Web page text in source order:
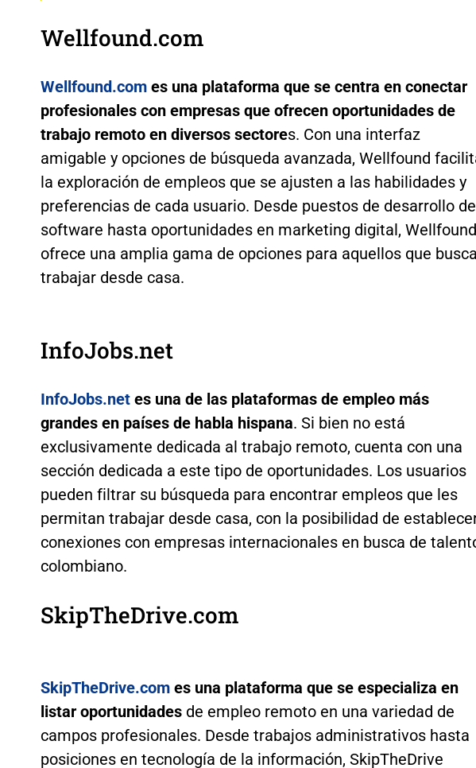
Wellfound.com
Wellfound.comes una plataforma que se centra en conectar
profesionales con empresas que ofrecen oportunidades de
trabajo remoto en diversos sectores. Con una interfaz
amigable y opciones de búsqueda avanzada, Wellfound
la exploración de empleos que se ajusten a las habilidades y
preferencias de cada usuario. Desde puestos de desarrollo de
software hasta oportunidades en marketing digital, Wellfound
ofrece una amplia gama de opciones para aquellos que
trabajar desde casa.
InfoJobs.net
InfoJobs.netes una de las plataformas de empleo más
grandes en países de habla hispana. Si bien no está
exclusivamente dedicada al trabajo remoto, cuenta con una
sección dedicada a este tipo de oportunidades. Los usuarios
pueden filtrar su búsqueda para encontrar empleos que les
permitan trabajar desde casa, con la posibilidad de
conexiones con empresas internacionales en busca de
colombiano.
SkipTheDrive.com
SkipTheDrive.comes una plataforma que se especializa en
listar oportunidades de empleo remoto en una variedad de
campos profesionales. Desde trabajos administrativos hasta
posiciones en tecnología de la información, SkipTheDrive